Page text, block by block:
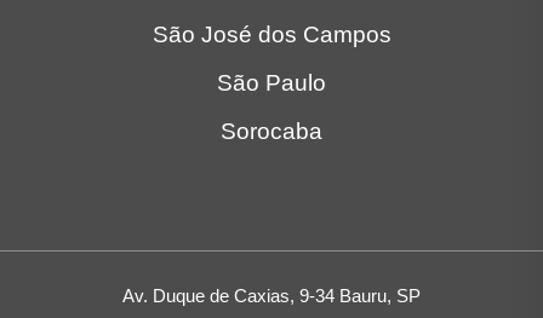
São José dos Campos
São Paulo
Sorocaba
Av. Duque de Caxias, 9-34 Bauru, SP